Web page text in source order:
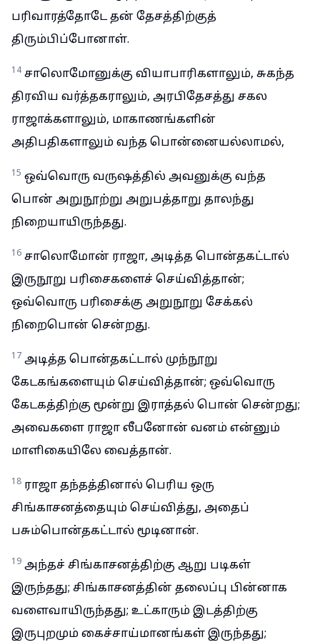
பரிவாரத்தோடே தன் தேசத்திற்குத்
திரும்பிப்போனாள்.
14 சாலொமோனுக்கு வியாபாரிகளாலும், சுகந்த
திரவிய வர்த்தகராலும், அரபிதேசத்து சகல
ராஜாக்களாலும், மாகாணங்களின்
அதிபதிகளாலும் வந்த பொன்னையல்லாமல்,
15 ஒவ்வொரு வருஷத்தில் அவனுக்கு வந்த
பொன் அறுநூற்று அறுபத்தாறு தாலந்து
நிறையாயிருந்தது.
16 சாலொமோன் ராஜா, அடித்த பொன்தகட்டால்
இருநூறு பரிசைகளைச் செய்வித்தான்;
ஒவ்வொரு பரிசைக்கு அறுநூறு சேக்கல்
நிறைபொன் சென்றது.
17 அடித்த பொன்தகட்டால் முந்நூறு
கேடகங்களையும் செய்வித்தான்; ஒவ்வொரு
கேடகத்திற்கு மூன்று இராத்தல் பொன் சென்றது;
அவைகளை ராஜா லீபனோன் வனம் என்னும்
மாளிகையிலே வைத்தான்.
18 ராஜா தந்தத்தினால் பெரிய ஒரு
சிங்காசனத்தையும் செய்வித்து, அதைப்
பசும்பொன்தகட்டால் மூடினான்.
19 அந்தச் சிங்காசனத்திற்கு ஆறு படிகள்
இருந்தது; சிங்காசனத்தின் தலைப்பு பின்னாக
வளைவாயிருந்தது; உட்காரும் இடத்திற்கு
இருபுறமும் கைச்சாய்மானங்கள் இருந்தது;